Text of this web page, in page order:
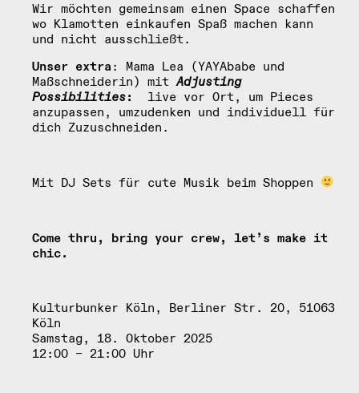
Wir möchten gemeinsam einen Space schaffen
wo Klamotten einkaufen Spaß machen kann
und nicht ausschließt.
Unser extra : Mama Lea (YAYAbabe und
Maßschneiderin) mitAdjusting
Possibilities:
live vor Ort, um Pieces
anzupassen, umzudenken und individuell für
dich Zuzuschneiden.
Mit DJ Sets für cute Musik beim Shoppen
Come thru, bring your crew, let’s make it
chic.
Kulturbunker Köln, Berliner Str. 20, 51063
Köln
Samstag, 18. Oktober 2025
12:00 – 21:00 Uhr